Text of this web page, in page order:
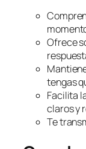
Ofrece
tengas
Facilita
claros y
Te